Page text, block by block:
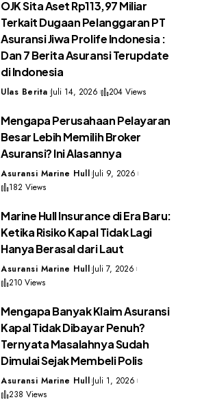
OJK Sita Aset Rp113,97 Miliar
Terkait Dugaan Pelanggaran PT
Asuransi Jiwa Prolife Indonesia :
Dan 7 Berita Asuransi Terupdate
di Indonesia
Ulas Berita Juli 14, 2026 204 Views
Mengapa Perusahaan Pelayaran
Besar Lebih Memilih Broker
Asuransi? Ini Alasannya
Asuransi Marine Hull Juli 9, 2026
182 Views
Marine Hull Insurance di Era Baru:
Ketika Risiko Kapal Tidak Lagi
Hanya Berasal dari Laut
Asuransi Marine Hull Juli 7, 2026
210 Views
Mengapa Banyak Klaim Asuransi
Kapal Tidak Dibayar Penuh?
Ternyata Masalahnya Sudah
Dimulai Sejak Membeli Polis
Asuransi Marine Hull Juli 1, 2026
238 Views